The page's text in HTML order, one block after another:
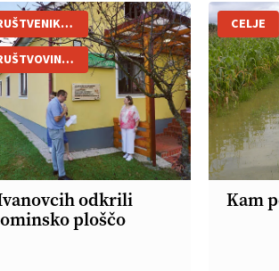
odkrili
ploščo
CELJE
Kam